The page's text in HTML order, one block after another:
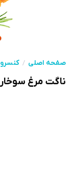
صفحه اصلی
ناگت مرغ سوخاری 500